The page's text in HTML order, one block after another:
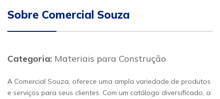
Sobre Comercial Souza
Categoria: Materiais para Construção
A Comercial Souza, oferece uma ampla variedade de produtos
e serviços para seus clientes. Com um catálogo diversificado, a